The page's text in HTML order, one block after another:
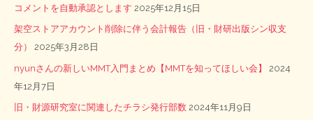
コメントを自動承認とします 2025年12月15日
架空ストアアカウント削除に伴う会計報告（旧・財研出版シン収支
分）
2025年3月28日
nyunさんの新しいMMT入門まとめ【MMTを知ってほしい会】
2024
年12月7日
旧・財源研究室に関連したチラシ発行部数 2024年11月9日